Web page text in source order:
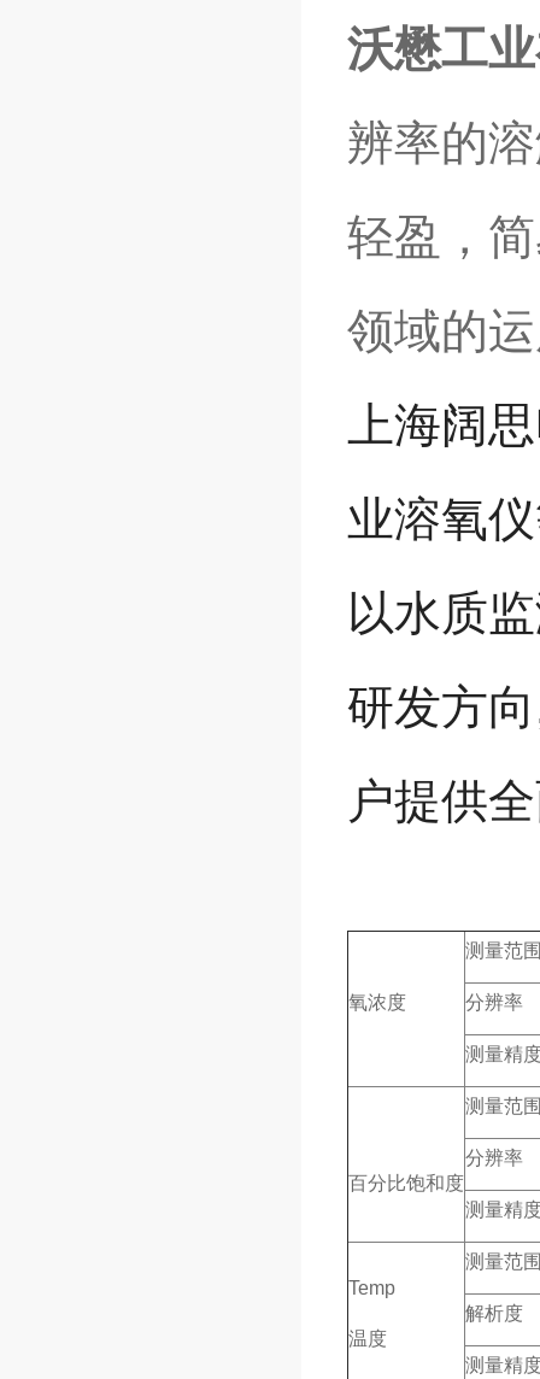
沃懋工
辨率的
轻盈，
领域的
上海阔
业溶氧
以水质
研发方
户提供
氧浓度
测量范
分辨率
测量精
百分比饱和度
测量范
分辨率
测量精
Temp
温度
测量范
解析度
测量精